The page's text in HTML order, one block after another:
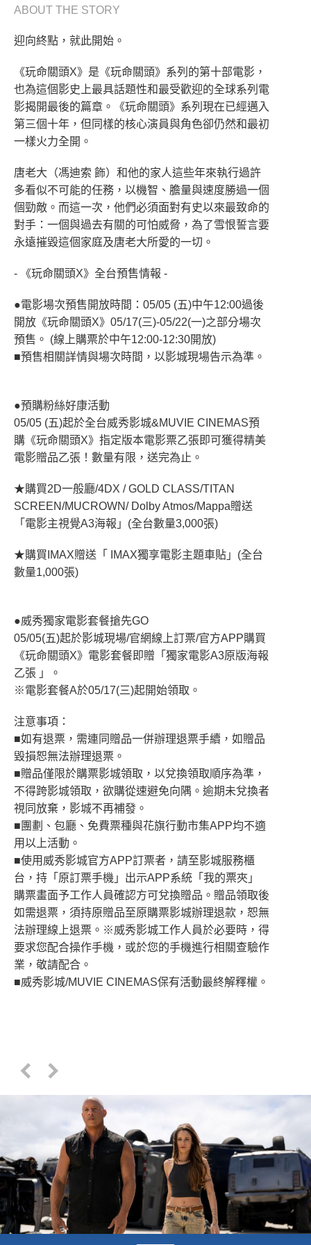
ABOUT THE STORY
迎向終點，就此開始。
《玩命關頭X》是《玩命關頭》系列的第十部電影，
也為這個影史上最具話題性和最受歡迎的全球系列電
影揭開最後的篇章。《玩命關頭》系列現在已經邁入
第三個十年，但同樣的核心演員與角色卻仍然和最初
一樣火力全開。
唐老大（馮迪索 飾）和他的家人這些年來執行過許
多看似不可能的任務，以機智、膽量與速度勝過一個
個勁敵。而這一次，他們必須面對有史以來最致命的
對手：一個與過去有關的可怕威脅，為了雪恨誓言要
永遠摧毀這個家庭及唐老大所愛的一切。
- 《玩命關頭X》全台預售情報 -
●電影場次預售開放時間：05/05 (五)中午12:00過後
開放《玩命關頭X》05/17(三)-05/22(一)之部分場次
預售。 (線上購票於中午12:00-12:30開放)
■預售相關詳情與場次時間，以影城現場告示為準。
●預購粉絲好康活動
05/05 (五)起於全台威秀影城&MUVIE CINEMAS預
購《玩命關頭X》指定版本電影票乙張即可獲得精美
電影贈品乙張！數量有限，送完為止。
★購買2D一般廳/4DX / GOLD CLASS/TITAN
SCREEN/MUCROWN/ Dolby Atmos/Mappa贈送
「電影主視覺A3海報」(全台數量3,000張)
★購買IMAX贈送「 IMAX獨享電影主題車貼」(全台
數量1,000張)
●威秀獨家電影套餐搶先GO
05/05(五)起於影城現場/官網線上訂票/官方APP購買
《玩命關頭X》電影套餐即贈「獨家電影A3原版海報
乙張 」。
※電影套餐A於05/17(三)起開始領取。
注意事項：
■如有退票，需連同贈品一併辦理退票手續，如贈品
毀損恕無法辦理退票。
■贈品僅限於購票影城領取，以兌換領取順序為準，
不得跨影城領取，欲購從速避免向隅。逾期未兌換者
視同放棄，影城不再補發。
■團劃、包廳、免費票種與花旗行動市集APP均不適
用以上活動。
■使用威秀影城官方APP訂票者，請至影城服務櫃
台，持「原訂票手機」出示APP系統「我的票夾」
購票畫面予工作人員確認方可兌換贈品。贈品領取後
如需退票，須持原贈品至原購票影城辦理退款，恕無
法辦理線上退票。※威秀影城工作人員於必要時，得
要求您配合操作手機，或於您的手機進行相關查驗作
業，敬請配合。
■威秀影城/MUVIE CINEMAS保有活動最終解釋權。